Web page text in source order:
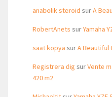
anabolik steroid surA
RobertAnets surYamaha
saat kopya surA Beautiful
Registrera dig surVente
420 m2